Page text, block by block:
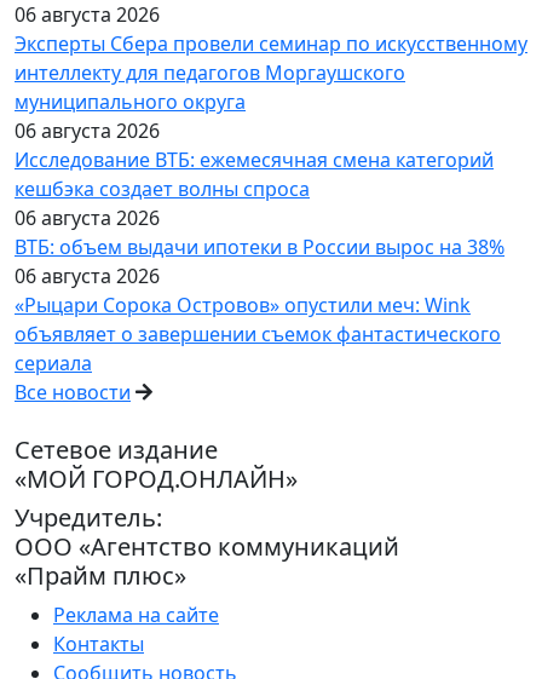
06 августа 2026
Эксперты Сбера провели семинар по искусственному
интеллекту для педагогов Моргаушского
муниципального округа
06 августа 2026
Исследование ВТБ: ежемесячная смена категорий
кешбэка создает волны спроса
06 августа 2026
ВТБ: объем выдачи ипотеки в России вырос на 38%
06 августа 2026
«Рыцари Сорока Островов» опустили меч: Wink
объявляет о завершении съемок фантастического
сериала
Все новости
Сетевое издание
«МОЙ ГОРОД.ОНЛАЙН»
Учредитель:
ООО «Агентство коммуникаций
«Прайм плюс»
Реклама на сайте
Контакты
Сообщить новость